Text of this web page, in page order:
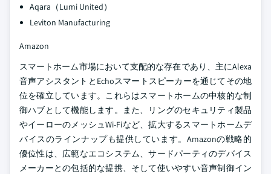
Aqara（Lumi United）
Leviton Manufacturing
Amazon
スマートホーム市場において支配的な存在であり、主にAlexa
音声アシスタントとEchoスマートスピーカーを通じてその地
位を確立しています。これらはスマートホームの中核的な制
御ハブとして機能します。また、リングのセキュリティ製品
やイーローのメッシュWi-Fiなど、拡大するスマートホームデ
バイスのラインナップも提供しています。Amazonの戦略的
優位性は、広範なエコシステム、サードパーティのデバイス
メーカーとの包括的な提携、そして使いやすい音声制御イン